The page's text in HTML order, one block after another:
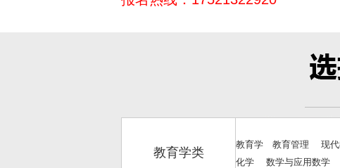
教育学类
教育学 教育管理 现
化学 数学与应用数学